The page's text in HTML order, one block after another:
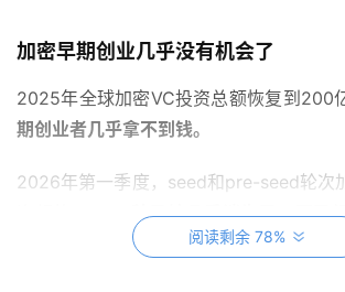
加密早期创业几乎没有机会了
2025年全球加密VC投资总额恢复到200
期创业者几乎拿不到钱。
2026年第一季度，seed和pre-seed轮次
种子轮几乎消失了，而已
阅读剩余 78%